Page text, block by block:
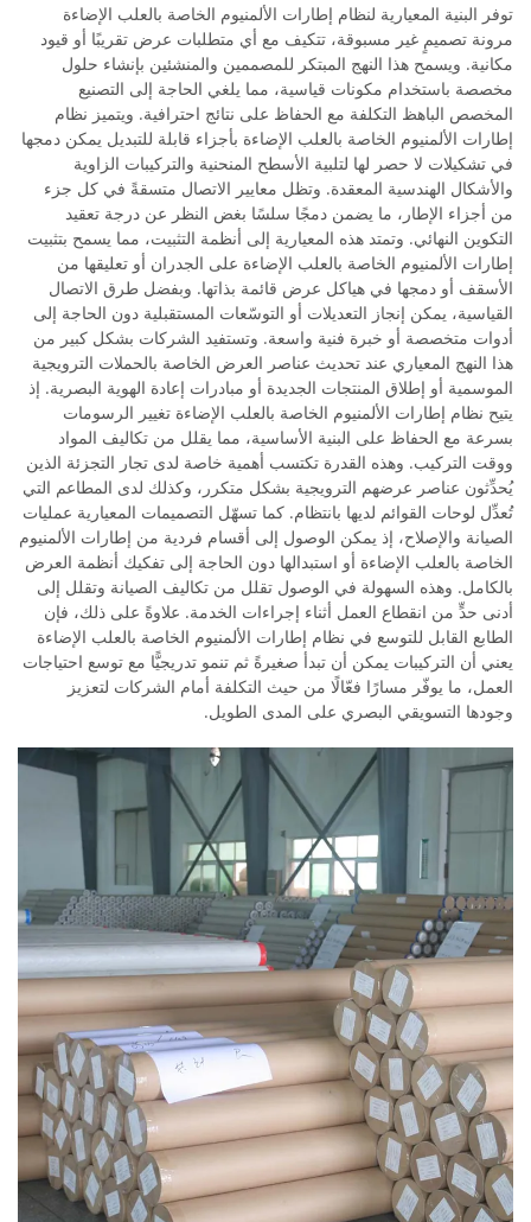
توفر البنية المعيارية لنظام إطارات الألمنيوم الخاصة بالعلب الإضاءة
مرونة تصميمٍ غير مسبوقة، تتكيف مع أي متطلبات عرض تقريبًا أو قيود
مكانية. ويسمح هذا النهج المبتكر للمصممين والمنشئين بإنشاء حلول
مخصصة باستخدام مكونات قياسية، مما يلغي الحاجة إلى التصنيع
المخصص الباهظ التكلفة مع الحفاظ على نتائج احترافية. ويتميز نظام
إطارات الألمنيوم الخاصة بالعلب الإضاءة بأجزاء قابلة للتبديل يمكن دمجها
في تشكيلات لا حصر لها لتلبية الأسطح المنحنية والتركيبات الزاوية
والأشكال الهندسية المعقدة. وتظل معايير الاتصال متسقةً في كل جزء
من أجزاء الإطار، ما يضمن دمجًا سلسًا بغض النظر عن درجة تعقيد
التكوين النهائي. وتمتد هذه المعيارية إلى أنظمة التثبيت، مما يسمح بتثبيت
إطارات الألمنيوم الخاصة بالعلب الإضاءة على الجدران أو تعليقها من
الأسقف أو دمجها في هياكل عرض قائمة بذاتها. وبفضل طرق الاتصال
القياسية، يمكن إنجاز التعديلات أو التوسّعات المستقبلية دون الحاجة إلى
أدوات متخصصة أو خبرة فنية واسعة. وتستفيد الشركات بشكل كبير من
هذا النهج المعياري عند تحديث عناصر العرض الخاصة بالحملات الترويجية
الموسمية أو إطلاق المنتجات الجديدة أو مبادرات إعادة الهوية البصرية. إذ
يتيح نظام إطارات الألمنيوم الخاصة بالعلب الإضاءة تغيير الرسومات
بسرعة مع الحفاظ على البنية الأساسية، مما يقلل من تكاليف المواد
ووقت التركيب. وهذه القدرة تكتسب أهمية خاصة لدى تجار التجزئة الذين
يُحدِّثون عناصر عرضهم الترويجية بشكل متكرر، وكذلك لدى المطاعم التي
تُعدِّل لوحات القوائم لديها بانتظام. كما تسهّل التصميمات المعيارية عمليات
الصيانة والإصلاح، إذ يمكن الوصول إلى أقسام فردية من إطارات الألمنيوم
الخاصة بالعلب الإضاءة أو استبدالها دون الحاجة إلى تفكيك أنظمة العرض
بالكامل. وهذه السهولة في الوصول تقلل من تكاليف الصيانة وتقلل إلى
أدنى حدٍّ من انقطاع العمل أثناء إجراءات الخدمة. علاوةً على ذلك، فإن
الطابع القابل للتوسع في نظام إطارات الألمنيوم الخاصة بالعلب الإضاءة
يعني أن التركيبات يمكن أن تبدأ صغيرةً ثم تنمو تدريجيًّا مع توسع احتياجات
العمل، ما يوفّر مسارًا فعّالًا من حيث التكلفة أمام الشركات لتعزيز
وجودها التسويقي البصري على المدى الطويل.